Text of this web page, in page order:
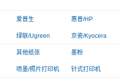
爱普生 惠普/HP
绿联/Ugreen 京瓷/Kyocera
兄弟 实达
佳能 得力/deli
其他纸张 墨粉
喷墨/照片打印机 针式打印机